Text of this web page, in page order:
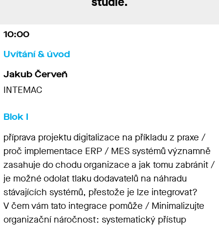
10:00
Uvítání & úvod
Jakub Červeň
INTEMAC
Blok I
příprava projektu digitalizace na příkladu z praxe /
proč implementace ERP / MES systémů významně
zasahuje do chodu organizace a jak tomu zabránit /
je možné odolat tlaku dodavatelů na náhradu
stávajících systémů, přestože je lze integrovat?
V čem vám tato integrace pomůže / Minimalizujte
organizační náročnost: systematický přístup